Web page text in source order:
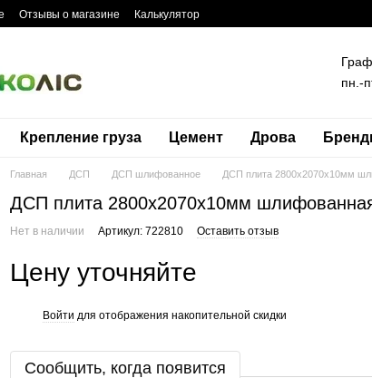
Отзывы о магазине Калькулятор
пн.-
Крепление груза Цемент Дрова
Главная ДСП ДСП шлифованное ДСП плита 2800x2070x10мм
ДСП плита 2800x2070x10мм
Нет в наличии Артикул: 722810 Оставить отзыв
Цену уточняйте
Войти для отображения накопительной скидки
Сообщить, когда появится